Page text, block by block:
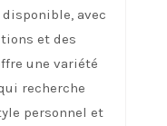
avec
et des
une variété
recherche
personnel et